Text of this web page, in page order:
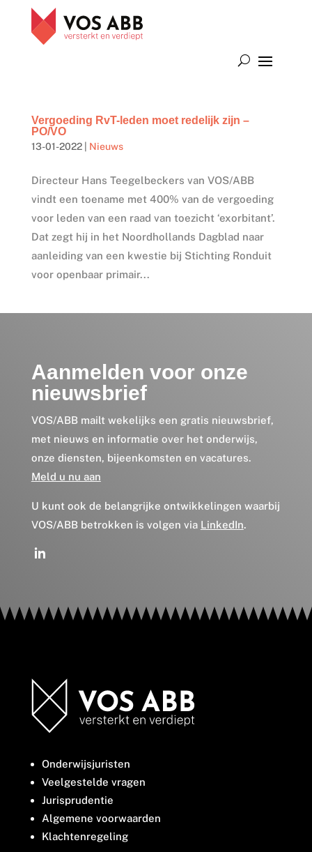
Vergoeding RvT-leden moet redelijk zijn –
PO/VO
13-01-2022| Nieuws
Directeur Hans Teegelbeckers van VOS/ABB
vindt een toename met 400% van de vergoeding
voor leden van een raad van toezicht ‘exorbitant’.
Dat zegt hij in het Noordhollands Dagblad naar
aanleiding van een kwestie bij Stichting Ronduit
voor openbaar primair...
Aanmelden voor onze
nieuwsbrief
VOS/ABB mailt wekelijks een gratis nieuwsbrief,
met nieuws en informatie over het onderwijs,
onze diensten, bijeenkomsten en vacatures.
Meld u nu aan
U kunt ook de belangrijke ontwikkelingen waarbij
VOS/ABB betrokken is volgen via LinkedIn.
Onderwijsjuristen
Veelgestelde vragen
Jurisprudentie
Algemene voorwaarden
Klachtenregeling